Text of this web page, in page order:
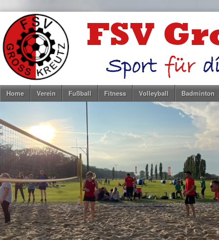
Home Verein Fußball Fitness Volleyball Badminton